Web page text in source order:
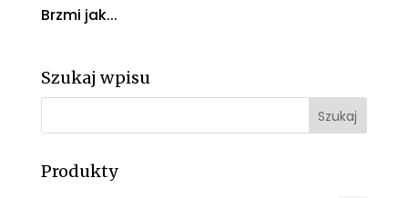
Brzmi jak...
Szukaj wpisu
Produkty